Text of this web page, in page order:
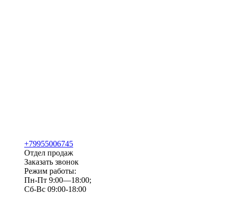
+79955006745
Отдел продаж
Заказать звонок
Режим работы:
Пн-Пт 9:00—18:00;
Сб-Вс 09:00-18:00